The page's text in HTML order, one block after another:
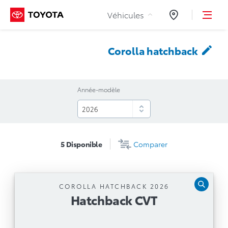
Aller au contenu
Véhicules
Corollahatchback
Année-modèle
5 Disponible Comparer
COROLLA HATCHBACK 2026
Hatchback CVT
Hatchback CVT